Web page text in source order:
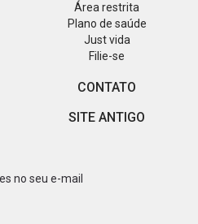
Área restrita
Plano de saúde
Just vida
Filie-se
CONTATO
SITE ANTIGO
no seu e-mail